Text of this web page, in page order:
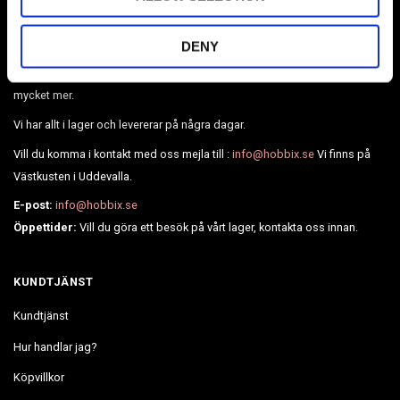
DENY
Sveriges största webshop inom paracord & tillbehör. Vi har också
Broderier, Diamond painting, pärlor, läder, BioThane, webbing och
mycket mer.
Vi har allt i lager och levererar på några dagar.
Vill du komma i kontakt med oss mejla till :info@hobbix.se Vi finns på
Västkusten i Uddevalla.
E-post: info@hobbix.se
Öppettider: Vill du göra ett besök på vårt lager, kontakta oss innan.
KUNDTJÄNST
Kundtjänst
Hur handlar jag?
Köpvillkor